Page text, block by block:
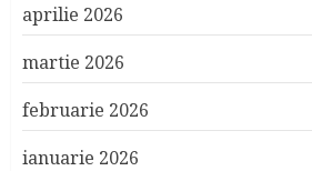
aprilie 2026
martie 2026
februarie 2026
ianuarie 2026